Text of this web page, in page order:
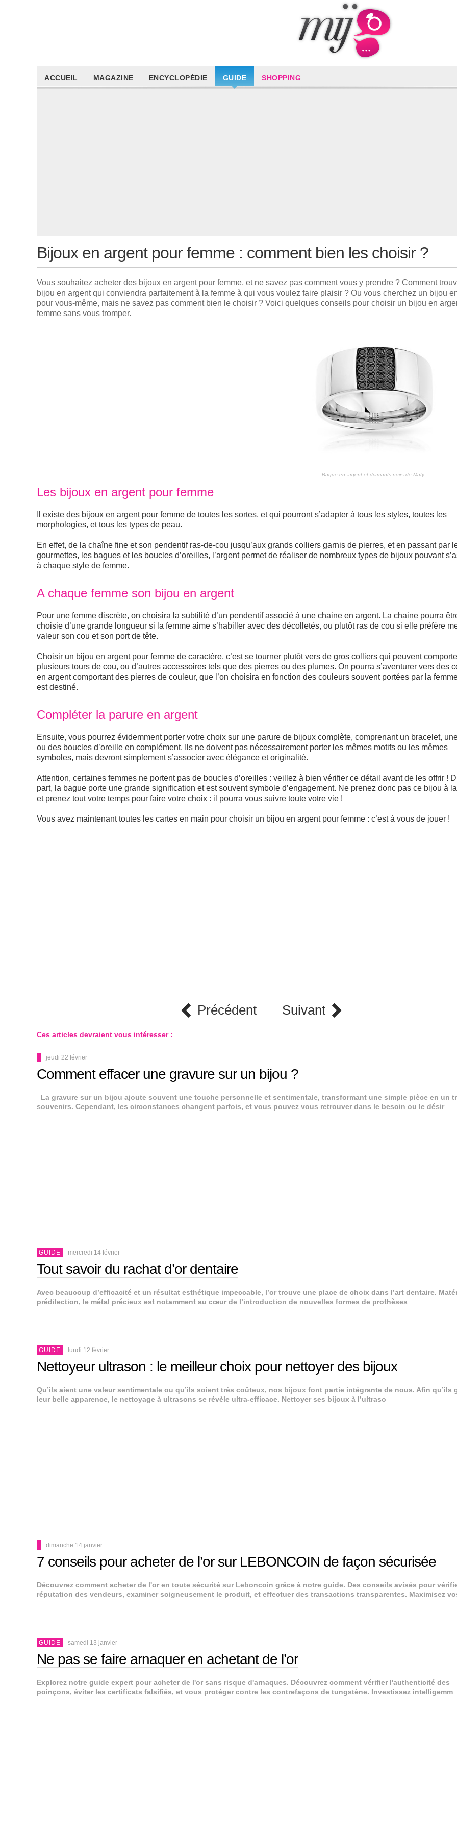
ACCUEIL MAGAZINE ENCYCLOPÉDIE GUIDE SHOPPING
Bijoux en argent pour femme : comment bien les choisir ?
Vous souhaitez acheter des bijoux en argent pour femme, et ne savez pas comment vous y prendre ? Comment
bijou en argent qui conviendra parfaitement à la femme à qui vous voulez faire plaisir ? Ou vous cherchez un bijou
pour vous-même, mais ne savez pas comment bien le choisir ? Voici quelques conseils pour choisir un bijou en
femme sans vous tromper.
Bague en argent et diamants noirs de Maty.
Les bijoux en argent pour femme
Il existe des bijoux en argent pour femme de toutes les sortes, et qui pourront s’adapter à tous les styles, toutes les
morphologies, et tous les types de peau.
En effet, de la chaîne fine et son pendentif ras-de-cou jusqu’aux grands colliers garnis de pierres, et en passant par
gourmettes, les bagues et les boucles d’oreilles, l’argent permet de réaliser de nombreux types de bijoux pouvant
à chaque style de femme.
A chaque femme son bijou en argent
Pour une femme discrète, on choisira la subtilité d’un pendentif associé à une chaine en argent. La chaine pourra
choisie d’une grande longueur si la femme aime s’habiller avec des décolletés, ou plutôt ras de cou si elle préfère
valeur son cou et son port de tête.
Choisir un bijou en argent pour femme de caractère, c’est se tourner plutôt vers de gros colliers qui peuvent
plusieurs tours de cou, ou d’autres accessoires tels que des pierres ou des plumes. On pourra s’aventurer vers des
en argent comportant des pierres de couleur, que l’on choisira en fonction des couleurs souvent portées par la
est destiné.
Compléter la parure en argent
Ensuite, vous pourrez évidemment porter votre choix sur une parure de bijoux complète, comprenant un bracelet,
ou des boucles d’oreille en complément. Ils ne doivent pas nécessairement porter les mêmes motifs ou les mêmes
symboles, mais devront simplement s’associer avec élégance et originalité.
Attention, certaines femmes ne portent pas de boucles d’oreilles : veillez à bien vérifier ce détail avant de les offrir !
part, la bague porte une grande signification et est souvent symbole d’engagement. Ne prenez donc pas ce bijou à
et prenez tout votre temps pour faire votre choix : il pourra vous suivre toute votre vie !
Vous avez maintenant toutes les cartes en main pour choisir un bijou en argent pour femme : c’est à vous de jouer !
Précédent Suivant
Ces articles devraient vous intéresser :
jeudi 22 février
Comment effacer une gravure sur un bijou ?
La gravure sur un bijou ajoute souvent une touche personnelle et sentimentale, transformant une simple pièce en un
souvenirs. Cependant, les circonstances changent parfois, et vous pouvez vous retrouver dans le besoin ou le désir
GUIDE mercredi 14 février
Tout savoir du rachat d’or dentaire
Avec beaucoup d’efficacité et un résultat esthétique impeccable, l’or trouve une place de choix dans l’art dentaire.
prédilection, le métal précieux est notamment au cœur de l’introduction de nouvelles formes de prothèses
GUIDE lundi 12 février
Nettoyeur ultrason : le meilleur choix pour nettoyer des bijoux
Qu’ils aient une valeur sentimentale ou qu’ils soient très coûteux, nos bijoux font partie intégrante de nous. Afin qu’ils
leur belle apparence, le nettoyage à ultrasons se révèle ultra-efficace. Nettoyer ses bijoux à l’ultraso
dimanche 14 janvier
7 conseils pour acheter de l’or sur LEBONCOIN de façon sécurisée
Découvrez comment acheter de l'or en toute sécurité sur Leboncoin grâce à notre guide. Des conseils avisés pour
réputation des vendeurs, examiner soigneusement le produit, et effectuer des transactions transparentes. Maximisez
GUIDE samedi 13 janvier
Ne pas se faire arnaquer en achetant de l’or
Explorez notre guide expert pour acheter de l'or sans risque d'arnaques. Découvrez comment vérifier l'authenticité des
poinçons, éviter les certificats falsifiés, et vous protéger contre les contrefaçons de tungstène. Investissez intelligemm